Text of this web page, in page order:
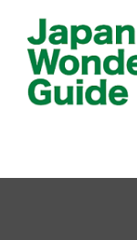
content
「日本のガイ